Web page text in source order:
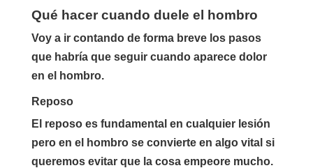
Qué hacer cuando duele el hombro
Voy a ir contando de forma breve los pasos
que habría que seguir cuando aparece dolor
en el hombro.
Reposo
El reposo es fundamental en cualquier lesión
pero en el hombro se convierte en algo vital si
queremos evitar que la cosa empeore mucho.